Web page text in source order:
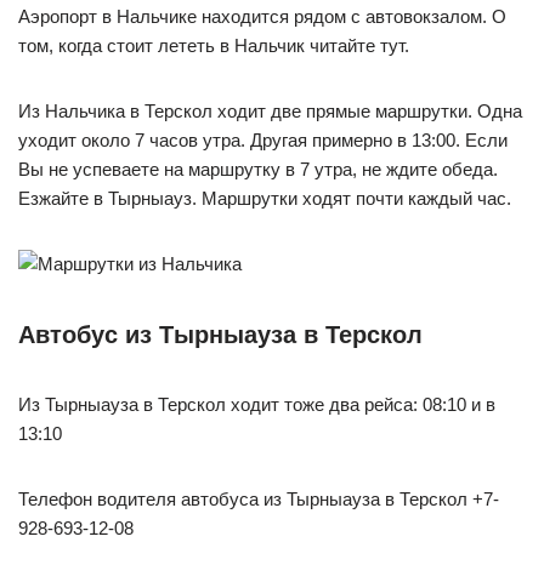
Аэропорт в Нальчике находится рядом с автовокзалом. О
том, когда стоит лететь в Нальчик читайте тут.
Из Нальчика в Терскол ходит две прямые маршрутки. Одна
уходит около 7 часов утра. Другая примерно в 13:00. Если
Вы не успеваете на маршрутку в 7 утра, не ждите обеда.
Езжайте в Тырныауз. Маршрутки ходят почти каждый час.
Автобус из Тырныауза в Терскол
Из Тырныауза в Терскол ходит тоже два рейса: 08:10 и в
13:10
Телефон водителя автобуса из Тырныауза в Терскол +7-
928-693-12-08